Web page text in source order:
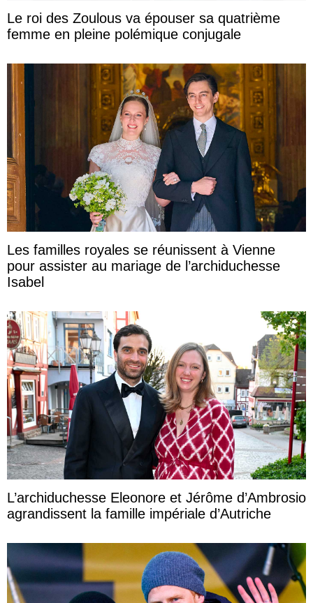
Le roi des Zoulous va épouser sa quatrième
femme en pleine polémique conjugale
Les familles royales se réunissent à Vienne
pour assister au mariage de l’archiduchesse
Isabel
L’archiduchesse Eleonore et Jérôme d’Ambrosio
agrandissent la famille impériale d’Autriche